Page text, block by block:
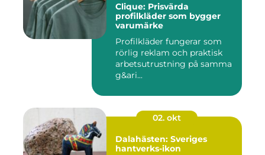
Clique: Prisvärda
profilkläder som bygger
varumärke
Profilkläder fungerar som
rörlig reklam och praktisk
arbetsutrustning på samma
g&ari...
02. okt
Dalahästen: Sveriges
hantverks-ikon